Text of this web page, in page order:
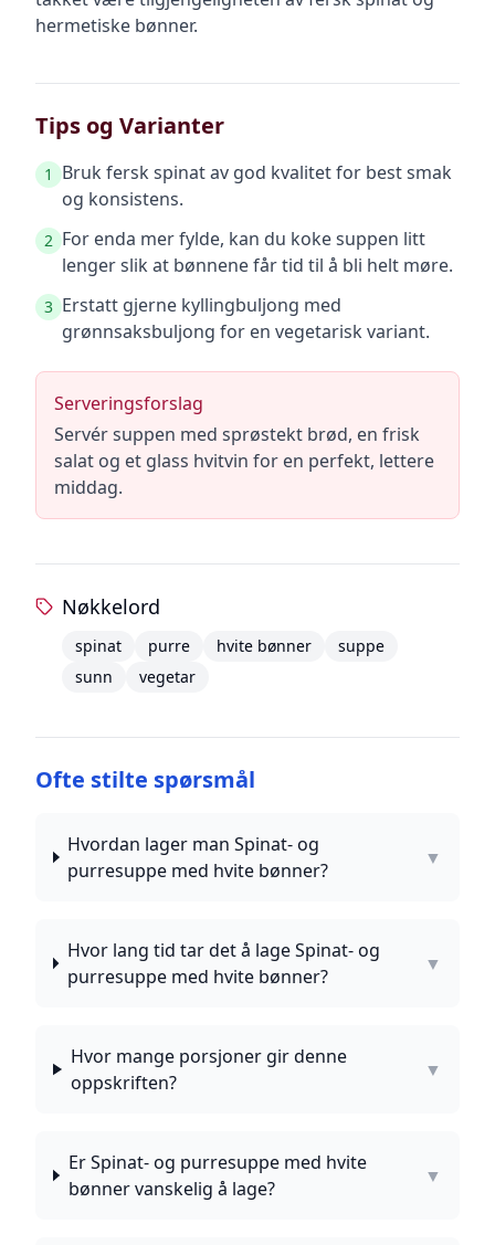
hermetiske bønner.
Tips og Varianter
1
Bruk fersk spinat av god kvalitet for best smak
og konsistens.
2 For enda mer fylde, kan du koke suppen litt
lenger slik at bønnene får tid til å bli helt møre.
3 Erstatt gjerne kyllingbuljong med
grønnsaksbuljong for en vegetarisk variant.
Serveringsforslag
Servér suppen med sprøstekt brød, en frisk
salat og et glass hvitvin for en perfekt, lettere
middag.
Nøkkelord
spinat purre hvite bønner
suppe
sunn
vegetar
Ofte stilte spørsmål
Hvordan lager man Spinat- og
purresuppe med hvite bønner?
▼
Hvor lang tid tar det å lage Spinat- og
purresuppe med hvite bønner?
▼
Hvor mange porsjoner gir denne
oppskriften?
▼
Er Spinat- og purresuppe med hvite
bønner vanskelig å lage?
▼